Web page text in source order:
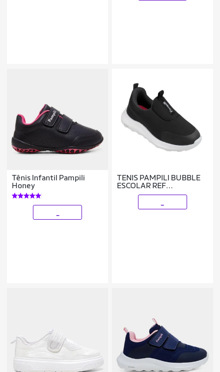
Tênis Infantil Pampili
Honey
TENIS PAMPILI BUBBLE
ESCOLAR REF
746053000 MENINA